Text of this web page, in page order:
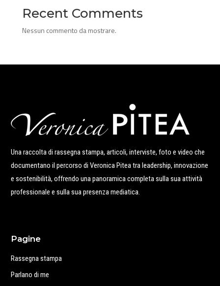
Recent Comments
Nessun commento da mostrare.
Una raccolta di rassegna stampa, articoli, interviste, foto e video che
documentano il percorso di Veronica Pitea tra leadership, innovazione
e sostenibilità, offrendo una panoramica completa sulla sua attività
professionale e sulla sua presenza mediatica.
Pagine
Rassegna stampa
Parlano di me